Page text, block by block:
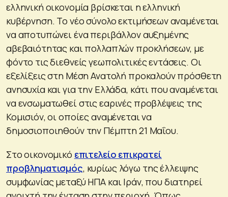
ελληνική οικονομία βρίσκεται η ελληνική
κυβέρνηση. Το νέο σύνολο εκτιμήσεων αναμένεται
να αποτυπώνει ένα περιβάλλον αυξημένης
αβεβαιότητας και πολλαπλών προκλήσεων, με
φόντο τις διεθνείς γεωπολιτικές εντάσεις. Οι
εξελίξεις στη Μέση Ανατολή προκαλούν πρόσθετη
ανησυχία και για την Ελλάδα, κάτι που αναμένεται
να ενσωματωθεί στις εαρινές προβλέψεις της
Κομισιόν, οι οποίες αναμένεται να
δημοσιοποιηθούν την Πέμπτη 21 Μαΐου.
Στο οικονομικό επιτελείο επικρατεί
προβληματισμός, κυρίως λόγω της έλλειψης
συμφωνίας μεταξύ ΗΠΑ και Ιράν, που διατηρεί